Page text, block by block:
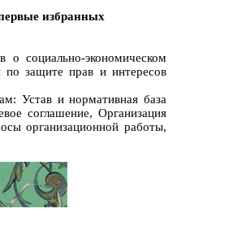
избранных
социально-экономическом
по защите прав и интересов
Устав и нормативная база
соглашение, Организация
организационной работы,